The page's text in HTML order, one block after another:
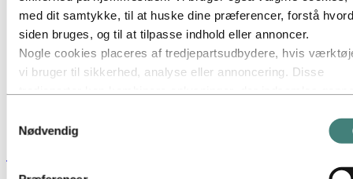
med dit samtykke, til at huske dine præferencer, forstå
siden bruges, og til at tilpasse indhold eller annoncer.
Nogle cookies placeres af tredjepartsudbydere, hvis
vi bruger til sikkerhed, analyse eller annoncering. Disse
givet dem, eller som de har indsamlet gennem din brug af
tjenester. Den tredjepart, der er angivet som ansvarlig for en
tredjepartscookie, er dataansvarlig for de personoplysninger,
Nødvendig